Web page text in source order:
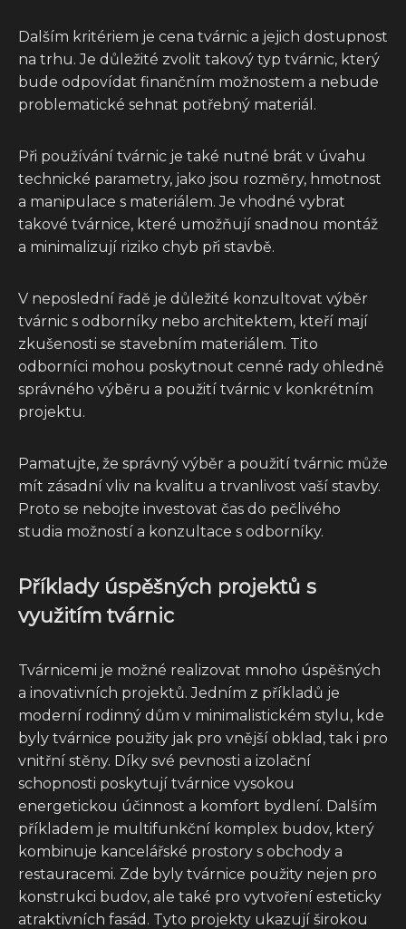
Dalším kritériem je cena tvárnic a jejich dostupnost
na trhu. Je důležité zvolit takový typ tvárnic, který
bude odpovídat finančním možnostem a nebude
problematické sehnat potřebný materiál.
Při používání tvárnic je také nutné brát v úvahu
technické parametry, jako jsou rozměry, hmotnost
a manipulace s materiálem. Je vhodné vybrat
takové tvárnice, které umožňují snadnou montáž
a minimalizují riziko chyb při stavbě.
V neposlední řadě je důležité konzultovat výběr
tvárnic s odborníky nebo architektem, kteří mají
zkušenosti se stavebním materiálem. Tito
odborníci mohou poskytnout cenné rady ohledně
správného výběru a použití tvárnic v konkrétním
projektu.
Pamatujte, že správný výběr a použití tvárnic může
mít zásadní vliv na kvalitu a trvanlivost vaší stavby.
Proto se nebojte investovat čas do pečlivého
studia možností a konzultace s odborníky.
Příklady úspěšných projektů s
využitím tvárnic
Tvárnicemi je možné realizovat mnoho úspěšných
a inovativních projektů. Jedním z příkladů je
moderní rodinný dům v minimalistickém stylu, kde
byly tvárnice použity jak pro vnější obklad, tak i pro
vnitřní stěny. Díky své pevnosti a izolační
schopnosti poskytují tvárnice vysokou
energetickou účinnost a komfort bydlení. Dalším
příkladem je multifunkční komplex budov, který
kombinuje kancelářské prostory s obchody a
restauracemi. Zde byly tvárnice použity nejen pro
konstrukci budov, ale také pro vytvoření esteticky
atraktivních fasád. Tyto projekty ukazují širokou